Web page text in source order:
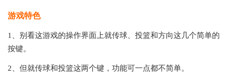
游戏特色
1、别看这游戏的操作界面上就传球、投篮和方向这几个简单的
按键。
2、但就传球和投篮这两个键，功能可一点都不简单。